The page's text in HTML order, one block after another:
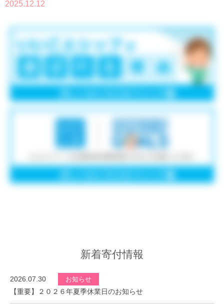
2025.12.12
新着寄付情報
2026.07.30 お知らせ
【重要】２０２６年夏季休業日のお知らせ